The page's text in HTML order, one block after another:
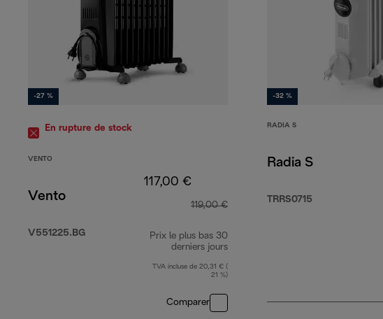
-27 %
En rupture de stock
VENTO
Vento
V551225.BG
117,00 €
119,00 €
Prix le plus bas 30
derniers jours
TVA incluse de 20,31 € (
21 %)
Comparer
-32 %
RADIA S
Radia S
TRRS0715